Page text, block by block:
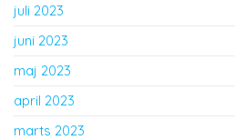
juli 2023
juni 2023
maj 2023
april 2023
marts 2023